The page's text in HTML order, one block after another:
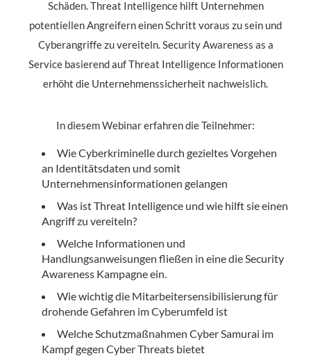
Schäden. Threat Intelligence hilft Unternehmen
potentiellen Angreifern einen Schritt voraus zu sein und
Cyberangriffe zu vereiteln. Security Awareness as a
Service basierend auf Threat Intelligence Informationen
erhöht die Unternehmenssicherheit nachweislich.
In diesem Webinar erfahren die Teilnehmer:
Wie Cyberkriminelle durch gezieltes Vorgehen
an Identitätsdaten und somit
Unternehmensinformationen gelangen
Was ist Threat Intelligence und wie hilft sie einen
Angriff zu vereiteln?
Welche Informationen und
Handlungsanweisungen fließen in eine die Security
Awareness Kampagne ein.
Wie wichtig die Mitarbeitersensibilisierung für
drohende Gefahren im Cyberumfeld ist
Welche Schutzmaßnahmen Cyber Samurai im
Kampf gegen Cyber Threats bietet